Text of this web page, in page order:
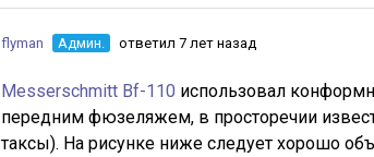
flyman Админ. ответил 7 лет назад
Messerschmitt Bf-110 использовал
передним фюзеляжем, в просторечии
таксы). На рисунке ниже следует хорошо